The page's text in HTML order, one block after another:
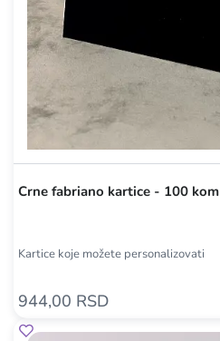
Crne fabriano kartice - 100 kom
Kartice koje možete personalizovati
944,00 RSD